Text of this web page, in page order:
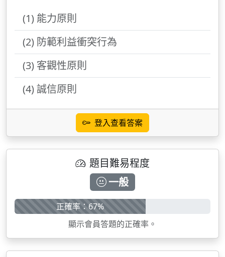
(1) 能力原則
(2) 防範利益衝突行為
(3) 客觀性原則
(4) 誠信原則
登入查看答案
題目難易程度
一般
正確率：67%
顯示會員答題的正確率。